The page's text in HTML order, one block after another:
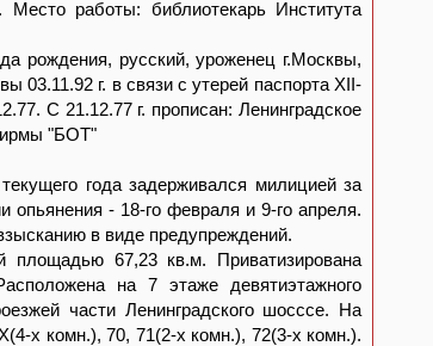
работы: библиотекарь Института
рождения, русский, уроженец г.Москвы,
03.11.92 г. в связи с утерей паспорта ХII-
С 21.12.77 г. прописан: Ленинградское
"БОТ"
года задерживался милицией за
опьянения - 18-го февраля и 9-го апреля.
в виде предупреждений.
площадью 67,23 кв.м. Приватизирована
на 7 этаже девятиэтажного
части Ленинградского шосссе. На
х комн.), 70, 71(2-х комн.), 72(3-х комн.).